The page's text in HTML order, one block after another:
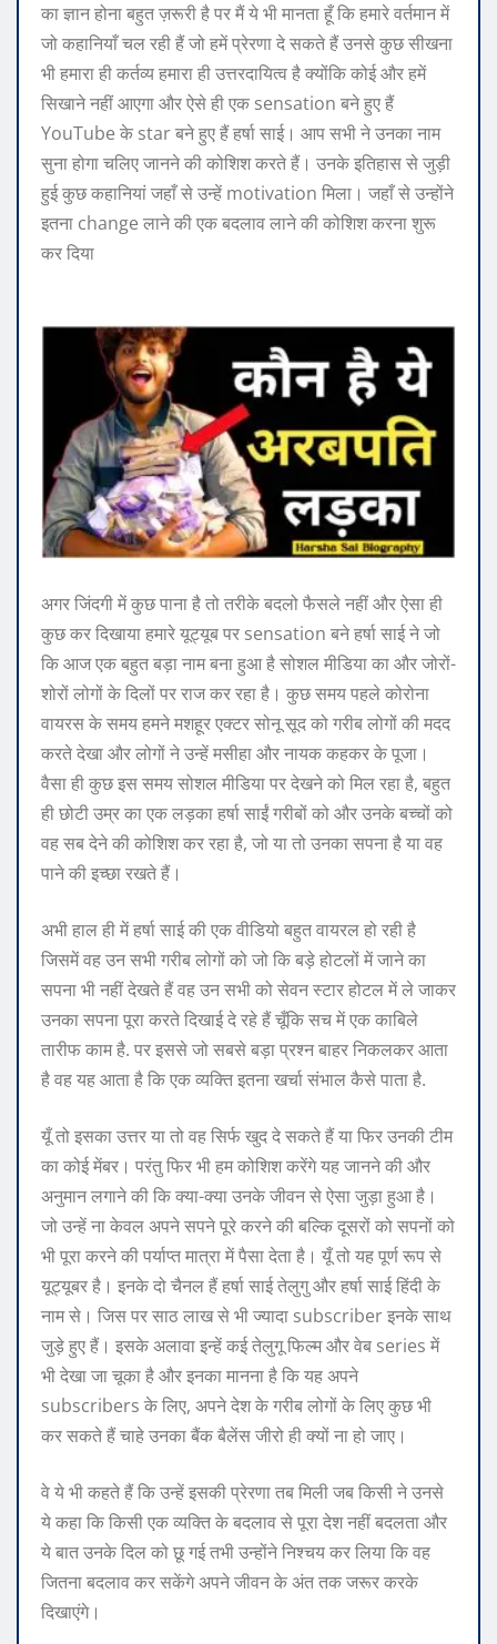
का ज्ञान होना बहुत ज़रूरी है पर मैं ये भी मानता हूँ कि हमारे वर्तमान में
जो कहानियाँ चल रही हैं जो हमें प्रेरणा दे सकते हैं उनसे कुछ सीखना
भी हमारा ही कर्तव्य हमारा ही उत्तरदायित्व है क्योंकि कोई और हमें
सिखाने नहीं आएगा और ऐसे ही एक sensation बने हुए हैं
YouTube के star बने हुए हैं हर्षा साई। आप सभी ने उनका नाम
सुना होगा चलिए जानने की कोशिश करते हैं। उनके इतिहास से जुड़ी
हुई कुछ कहानियां जहाँ से उन्हें motivation मिला। जहाँ से उन्होंने
इतना change लाने की एक बदलाव लाने की कोशिश करना शुरू
कर दिया
अगर जिंदगी में कुछ पाना है तो तरीके बदलो फैसले नहीं और ऐसा ही
कुछ कर दिखाया हमारे यूट्यूब पर sensation बने हर्षा साई ने जो
कि आज एक बहुत बड़ा नाम बना हुआ है सोशल मीडिया का और जोरों-
शोरों लोगों के दिलों पर राज कर रहा है। कुछ समय पहले कोरोना
वायरस के समय हमने मशहूर एक्टर सोनू सूद को गरीब लोगों की मदद
करते देखा और लोगों ने उन्हें मसीहा और नायक कहकर के पूजा।
वैसा ही कुछ इस समय सोशल मीडिया पर देखने को मिल रहा है, बहुत
ही छोटी उम्र का एक लड़का हर्षा साईं गरीबों को और उनके बच्चों को
वह सब देने की कोशिश कर रहा है, जो या तो उनका सपना है या वह
पाने की इच्छा रखते हैं।
अभी हाल ही में हर्षा साई की एक वीडियो बहुत वायरल हो रही है
जिसमें वह उन सभी गरीब लोगों को जो कि बड़े होटलों में जाने का
सपना भी नहीं देखते हैं वह उन सभी को सेवन स्टार होटल में ले जाकर
उनका सपना पूरा करते दिखाई दे रहे हैं चूँकि सच में एक काबिले
तारीफ काम है. पर इससे जो सबसे बड़ा प्रश्न बाहर निकलकर आता
है वह यह आता है कि एक व्यक्ति इतना खर्चा संभाल कैसे पाता है.
यूँ तो इसका उत्तर या तो वह सिर्फ खुद दे सकते हैं या फिर उनकी टीम
का कोई मेंबर। परंतु फिर भी हम कोशिश करेंगे यह जानने की और
अनुमान लगाने की कि क्या-क्या उनके जीवन से ऐसा जुड़ा हुआ है।
जो उन्हें ना केवल अपने सपने पूरे करने की बल्कि दूसरों को सपनों को
भी पूरा करने की पर्याप्त मात्रा में पैसा देता है। यूँ तो यह पूर्ण रूप से
यूट्यूबर है। इनके दो चैनल हैं हर्षा साई तेलुगु और हर्षा साई हिंदी के
नाम से। जिस पर साठ लाख से भी ज्यादा subscriber इनके साथ
जुड़े हुए हैं। इसके अलावा इन्हें कई तेलुगू फिल्म और वेब series में
भी देखा जा चूका है और इनका मानना है कि यह अपने
subscribers के लिए, अपने देश के गरीब लोगों के लिए कुछ भी
कर सकते हैं चाहे उनका बैंक बैलेंस जीरो ही क्यों ना हो जाए।
वे ये भी कहते हैं कि उन्हें इसकी प्रेरणा तब मिली जब किसी ने उनसे
ये कहा कि किसी एक व्यक्ति के बदलाव से पूरा देश नहीं बदलता और
ये बात उनके दिल को छू गई तभी उन्होंने निश्चय कर लिया कि वह
जितना बदलाव कर सकेंगे अपने जीवन के अंत तक जरूर करके
दिखाएंगे।